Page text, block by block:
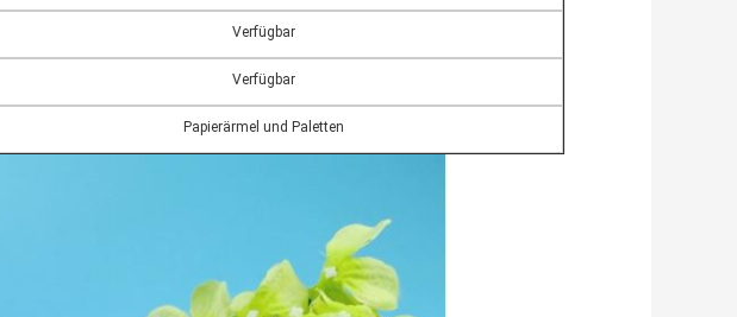
Verfügbar
Verfügbar
Papierärmel und Paletten